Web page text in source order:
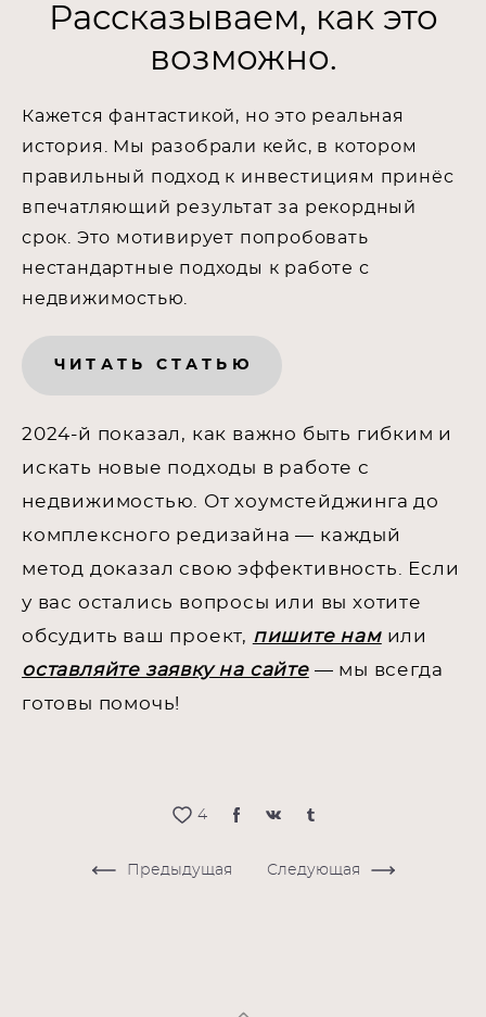
Рассказываем, как это
возможно.
Кажется фантастикой, но это реальная
история. Мы разобрали кейс, в котором
правильный подход к инвестициям принёс
впечатляющий результат за рекордный
срок. Это мотивирует попробовать
нестандартные подходы к работе с
недвижимостью.
ЧИТАТЬ СТАТЬЮ
2024-й показал, как важно быть гибким и
искать новые подходы в работе с
недвижимостью. От хоумстейджинга до
комплексного редизайна — каждый
метод доказал свою эффективность. Если
у вас остались вопросы или вы хотите
обсудить ваш проект, пишите намили
оставляйте заявку на сайте— мы всегда
готовы помочь!
4
Предыдущая Следующая